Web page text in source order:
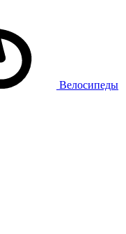
Велосипеды